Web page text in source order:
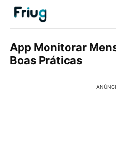
App Monitorar
Boas Práticas